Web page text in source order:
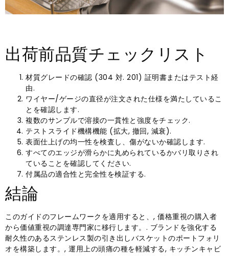
出荷前品質チェックリスト
材質グレードの確認 (304 対. 201) 証明書またはテスト経
由.
ワイヤー/ゲージの直径が注文された仕様を満たしているこ
とを確認します.
複数のサンプルで溶接の一貫性と強度をチェック.
テストスライド機構機能 (拡大, 撤回, 減衰).
表面仕上げの均一性を検査し、傷がないか確認します.
すべてのエッジが滑らかに丸められているかバリ取りされ
ていることを確認してください.
付属品の適合性と完全性を検証する.
結論
このガイドのフレームワークを適用すると、, 価格重視の購入者
から価値重視の調達専門家に移行します。. ブランドを強化する
耐久性のあるステンレス製の引き出しバスケットのポートフォリ
オを構築します。, 運用上の頭痛の種を軽減する, キッチンキャビ